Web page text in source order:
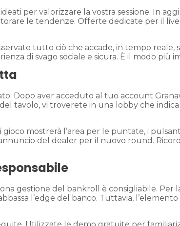
per valorizzare la vostra sessione. In
le tendenze. Offerte dedicate per il
tutto ciò che accade, in tempo reale,
di svago sociale e sicura. È il modo più
Dopo aver acceduto al tuo account
tavolo, vi troverete in una lobby che
mostrerà l’area per le puntate, i
del dealer per il nuovo round.
gestione del bankroll è consigliabile.
l’edge del banco. Tuttavia,